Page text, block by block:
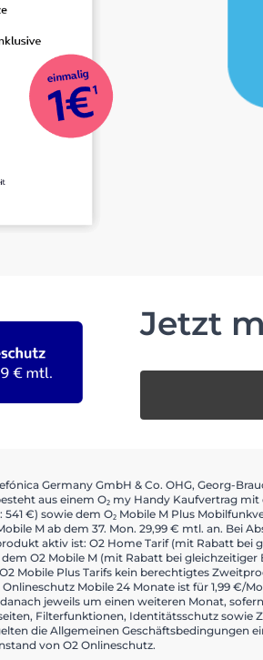
Jetzt
Germany GmbH & Co. OHG, Georg-
aus einem O₂ my Handy Kaufvertrag
€) sowie dem O₂ Mobile M Plus
M ab dem 37. Mon. 29,99 € mtl. an. Bei
aktiv ist: O2 Home Tarif (mit Rabatt
O2 Mobile M (mit Rabatt bei
Mobile Plus Tarifs kein berechtigtes
Mobile 24 Monate ist für 1,99 €/
jeweils um einen weiteren Monat,
Filterfunktionen, Identitätsschutz sowie
die Allgemeinen
von O2 Onlineschutz.